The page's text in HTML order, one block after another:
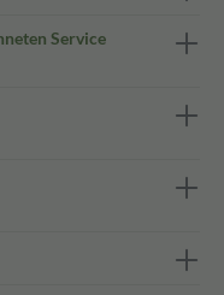
Service